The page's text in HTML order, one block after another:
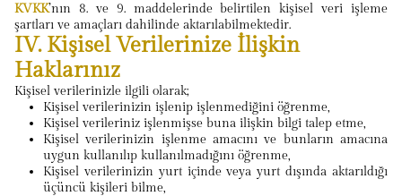
KVKK’nın 8. ve 9. maddelerinde belirtilen kişisel veri işleme
şartları ve amaçları dahilinde aktarılabilmektedir.
IV. Kişisel Verilerinize İlişkin
Haklarınız
Kişisel verilerinizle ilgili olarak;
Kişisel verilerinizin işlenip işlenmediğini öğrenme,
Kişisel verileriniz işlenmişse buna ilişkin bilgi talep etme,
Kişisel verilerinizin işlenme amacını ve bunların amacına
uygun kullanılıp kullanılmadığını öğrenme,
Kişisel verilerinizin yurt içinde veya yurt dışında aktarıldığı
üçüncü kişileri bilme,